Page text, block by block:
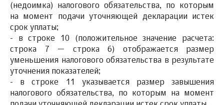
(недоимка) налогового обязательства, по которым
на момент подачи уточняющей декларации истек
срок уплаты;
- в строке 10 (положительное значение расчета:
строка 7 — строка 6) отображается размер
уменьшения налогового обязательства в результате
уточнения показателей;
- в строке 11 указывается размер завышения
налогового обязательства, по которым на момент